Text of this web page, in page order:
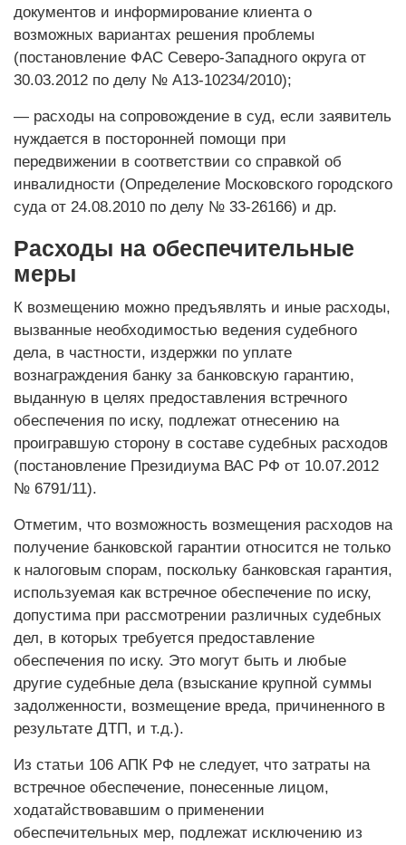
документов и информирование клиента о
возможных вариантах решения проблемы
(постановление ФАС Северо-Западного округа от
30.03.2012 по делу № А13-10234/2010);
— расходы на сопровождение в суд, если заявитель
нуждается в посторонней помощи при
передвижении в соответствии со справкой об
инвалидности (Определение Московского городского
суда от 24.08.2010 по делу № 33-26166) и др.
Расходы на обеспечительные
меры
К возмещению можно предъявлять и иные расходы,
вызванные необходимостью ведения судебного
дела, в частности, издержки по уплате
вознаграждения банку за банковскую гарантию,
выданную в целях предоставления встречного
обеспечения по иску, подлежат отнесению на
проигравшую сторону в составе судебных расходов
(постановление Президиума ВАС РФ от 10.07.2012
№ 6791/11).
Отметим, что возможность возмещения расходов на
получение банковской гарантии относится не только
к налоговым спорам, поскольку банковская гарантия,
используемая как встречное обеспечение по иску,
допустима при рассмотрении различных судебных
дел, в которых требуется предоставление
обеспечения по иску. Это могут быть и любые
другие судебные дела (взыскание крупной суммы
задолженности, возмещение вреда, причиненного в
результате ДТП, и т.д.).
Из статьи 106 АПК РФ не следует, что затраты на
встречное обеспечение, понесенные лицом,
ходатайствовавшим о применении
обеспечительных мер, подлежат исключению из